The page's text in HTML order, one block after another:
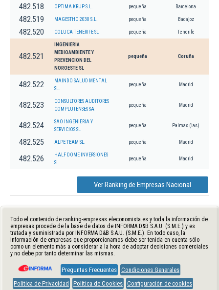
482.518 OPTIMA KRUP S.L. pequeña Barcelona
482.519 MAGESTHO 2030 S.L. pequeña Badajoz
482.520 COLUCA TENERIFE SL pequeña Tenerife
482.521
INGENIERIA
MEDIOAMBIENTE Y
PREVENCION DEL
NOROESTE SL
pequeña Coruña
482.522
MAINDO SALUD MENTAL
SL.
pequeña Madrid
482.523
CONSULTORES AUDITORES
COMPLUTENSES SA
pequeña Madrid
482.524
SAO INGENIERIA Y
SERVICIOS SL
pequeña Palmas (las)
482.525 ALPE TEAM SL. pequeña Madrid
482.526
HALF DOME INVERSIONES
SL.
pequeña Madrid
Ver Ranking de Empresas Nacional
Todo el contenido de ranking-empresas.eleconomista.es y toda la información de
empresas procede de la base de datos de INFORMA D&B S.A.U. (S.M.E.) y es
tratada y suministrada por INFORMA D&B S.A.U. (S.M.E.). En todo caso, la
información de empresas que proporcionamos debe ser tenida en cuenta sólo
como un elemento más a considerar a la hora de adoptar decisiones comerciales
y no debe por tanto determinar las mismas.
Preguntas Frecuentes Condiciones Generales
Política de Privacidad
Política de Cookies Configuración de cookies